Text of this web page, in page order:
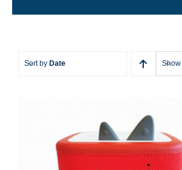
Alles für kleine & große Entdecker.
Sort by Date Show